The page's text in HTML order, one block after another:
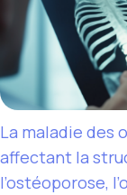
La maladie des
affectant la
l’ostéoporose,